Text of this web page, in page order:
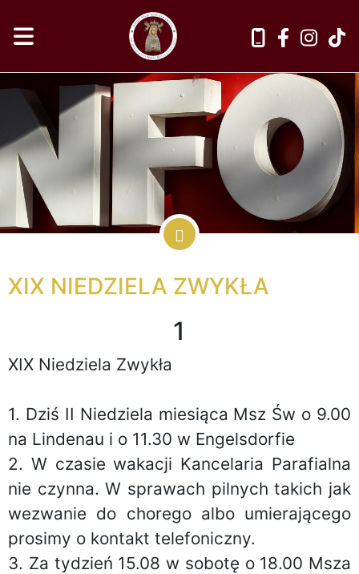
XIX NIEDZIELA ZWYKŁA
1
XIX Niedziela Zwykła
1. Dziś II Niedziela miesiąca Msz Św o 9.00
na Lindenau i o 11.30 w Engelsdorfie
2. W czasie wakacji Kancelaria Parafialna
nie czynna. W sprawach pilnych takich jak
wezwanie do chorego albo umierającego
prosimy o kontakt telefoniczny.
3. Za tydzień 15.08 w sobotę o 18.00 Msza